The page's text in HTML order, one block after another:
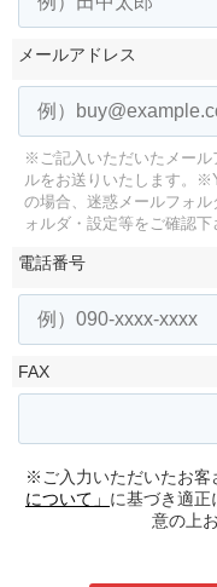
メールアドレス
※ご記入いただいたメール
ルをお送りいたします。
の場合、迷惑メールフォル
ォルダ・設定等をご確認下
電話番号
FAX
※ご入力いただいたお客
について」 に基づき適正
意の上